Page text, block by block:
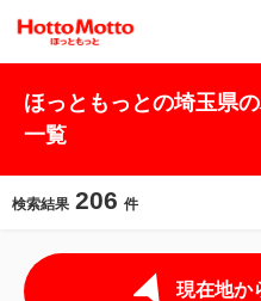
ほっともっとの埼玉県
一覧
検索結果 206 件
現在地か